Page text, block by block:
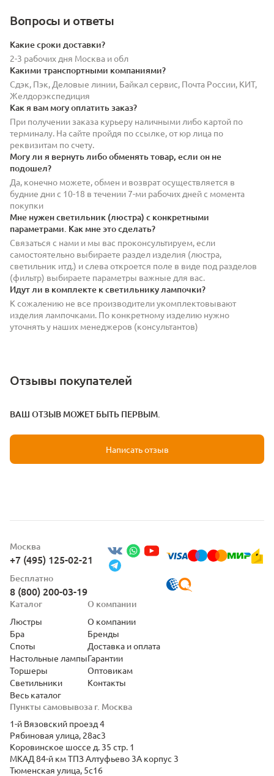
Вопросы и ответы
Какие сроки доставки?
2-3 рабочих дня Москва и обл
Какими транспортными компаниями?
Сдэк, Пэк, Деловые линии, Байкал сервис, Почта России, КИТ,
Желдорэкспедиция
Как я вам могу оплатить заказ?
При получении заказа курьеру наличными либо картой по
терминалу. На сайте пройдя по ссылке, от юр лица по
реквизитам по счету.
Могу ли я вернуть либо обменять товар, если он не
подошел?
Да, конечно можете, обмен и возврат осуществляется в
будние дни с 10-18 в течении 7-ми рабочих дней с момента
покупки
Мне нужен светильник (люстра) с конкретными
параметрами. Как мне это сделать?
Связаться с нами и мы вас проконсультируем, если
самостоятельно выбираете раздел изделия (люстра,
светильник итд.) и слева откроется поле в виде под разделов
(фильтр) выбираете параметры важные для вас.
Идут ли в комплекте к светильнику лампочки?
К сожалению не все производители укомплектовывают
изделия лампочками. По конкретному изделию нужно
уточнять у наших менеджеров (консультантов)
Отзывы покупателей
ВАШ ОТЗЫВ МОЖЕТ БЫТЬ ПЕРВЫМ.
Написать отзыв
Москва
+7 (495) 125-02-21
Бесплатно
8 (800) 200-03-19
Пункты самовывоза г. Москва
1-й Вязовский проезд 4
Рябиновая улица, 28ас3
Коровинское шоссе д. 35 стр. 1
МКАД 84-й км ТПЗ Алтуфьево 3А корпус 3
Тюменская улица, 5с16
Каталог
Люстры
Бра
Споты
Настольные лампы
Торшеры
Светильники
Весь каталог
О компании
О компании
Бренды
Доставка и оплата
Гарантии
Оптовикам
Контакты